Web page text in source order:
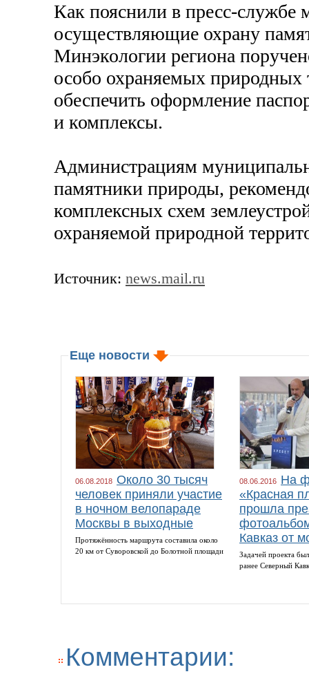
Как пояснили в пресс-службе
осуществляющие охрану
Минэкологии региона
особо охраняемых природных
обеспечить оформление
и комплексы.
Администрациям
памятники природы,
комплексных схем
охраняемой природной
Источник: news.mail.ru
Еще новости
06.08.2018 Около 30 тысяч
человек приняли участие
в ночном велопараде
Москвы в выходные
Протяжённость маршрута составила около
20 км от Суворовской до Болотной площади
08.06.2016 На
«Красная
прошла
Кавказ от
Задачей проекта
ранее Северный
Комментарии: